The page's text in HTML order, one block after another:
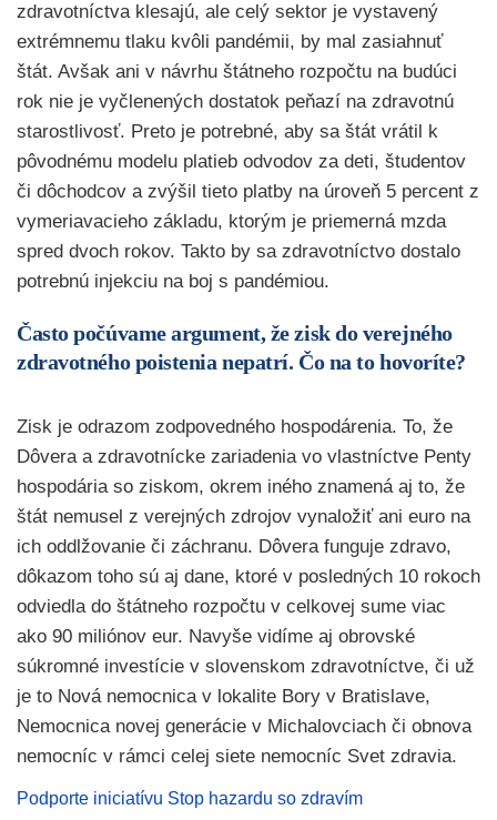
zdravotníctva klesajú, ale celý sektor je vystavený
extrémnemu tlaku kvôli pandémii, by mal zasiahnuť
štát. Avšak ani v návrhu štátneho rozpočtu na budúci
rok nie je vyčlenených dostatok peňazí na zdravotnú
starostlivosť. Preto je potrebné, aby sa štát vrátil k
pôvodnému modelu platieb odvodov za deti, študentov
či dôchodcov a zvýšil tieto platby na úroveň 5 percent z
vymeriavacieho základu, ktorým je priemerná mzda
spred dvoch rokov. Takto by sa zdravotníctvo dostalo
potrebnú injekciu na boj s pandémiou.
Často počúvame argument, že zisk do verejného
zdravotného poistenia nepatrí. Čo na to hovoríte?
Zisk je odrazom zodpovedného hospodárenia. To, že
Dôvera a zdravotnícke zariadenia vo vlastníctve Penty
hospodária so ziskom, okrem iného znamená aj to, že
štát nemusel z verejných zdrojov vynaložiť ani euro na
ich oddlžovanie či záchranu. Dôvera funguje zdravo,
dôkazom toho sú aj dane, ktoré v posledných 10 rokoch
odviedla do štátneho rozpočtu v celkovej sume viac
ako 90 miliónov eur. Navyše vidíme aj obrovské
súkromné investície v slovenskom zdravotníctve, či už
je to Nová nemocnica v lokalite Bory v Bratislave,
Nemocnica novej generácie v Michalovciach či obnova
nemocníc v rámci celej siete nemocníc Svet zdravia.
Podporte iniciatívu Stop hazardu so zdravím